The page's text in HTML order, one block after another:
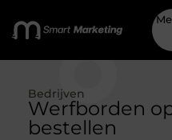
Bedrijven
Werfborden
bestellen